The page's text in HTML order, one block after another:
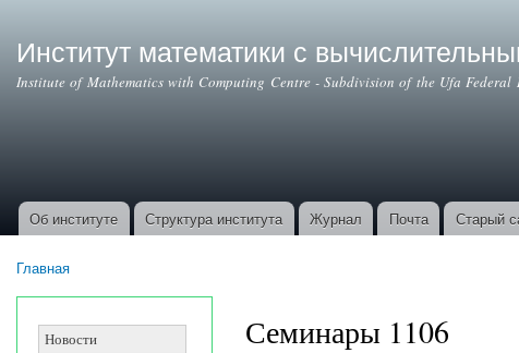
Институт математики с
Institute of Mathematics with Computing Centre - Subdivision of the Ufa Federal
Основные ссылки
Об институте Структура института Журнал Почта Старый
Главная
Новости
Семинары 1106